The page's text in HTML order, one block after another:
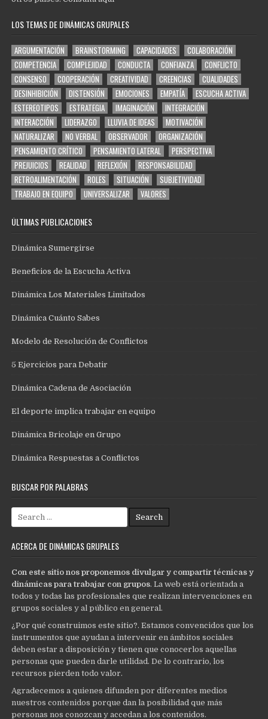
LOS TEMAS DE DINÁMICAS GRUPALES
ARGUMENTACIÓN BRAINSTORMING CAPACIDADES
COLABORACIÓN
COMPETENCIA
COMPLEJIDAD CONDUCTA CONFIANZA
CONFLICTO
CONSENSO
COOPERACIÓN CREATIVIDAD CREENCIAS
CUALIDADES
DESINHIBICIÓN
DISTENSIÓN EMOCIONES EMPATÍA
ESCUCHA ACTIVA
ESTEREOTIPOS
ESTRATEGIA IMAGINACIÓN
INTEGRACIÓN
INTERACCIÓN
LIDERAZGO LLUVIA DE IDEAS
MOTIVACIÓN
NATURALIZAR
NO VERBAL OBSERVADOR
ORGANIZACIÓN
PENSAMIENTO CRÍTICO
PENSAMIENTO LATERAL
PERSPECTIVA
PREJUICIOS
REALIDAD REFLEXIÓN
RESPONSABILIDAD
RETROALIMENTACIÓN
ROLES SITUACIÓN
SUBJETIVIDAD
TRABAJO EN EQUIPO
UNIVERSALIZAR VALORES
ÚLTIMAS PUBLICACIONES
Dinámica Sumergirse
Beneficios de la Escucha Activa
Dinámica Los Materiales Limitados
Dinámica Cuánto Sabes
Modelo de Resolución de Conflictos
5 Ejercicios para Debatir
Dinámica Cadena de Asociación
El deporte implica trabajar en equipo
Dinámica Bricolaje en Grupo
Dinámica Respuestas a Conflictos
BUSCAR POR PALABRAS
Search
for:
ACERCA DE DINÁMICAS GRUPALES
Con este sitio nos proponemos divulgar y compartir técnicas y
dinámicas para trabajar con grupos. La web está orientada a
todos y todas las profesionales que realizan intervenciones en
grupos sociales y al público en general.
¿Por qué construimos este sitio?. Estamos convencidos que los
instrumentos que ayudan a intervenir en ámbitos sociales
deben estar a disposición y tienen que conocerlos aquellas
personas que pueden darle utilidad. De lo contrario, los
recursos pierden todo valor.
Agradecemos a quienes difunden por diferentes medios
nuestros contenidos porque dan la posibilidad que más
personas nos conozcan y accedan a los contenidos.